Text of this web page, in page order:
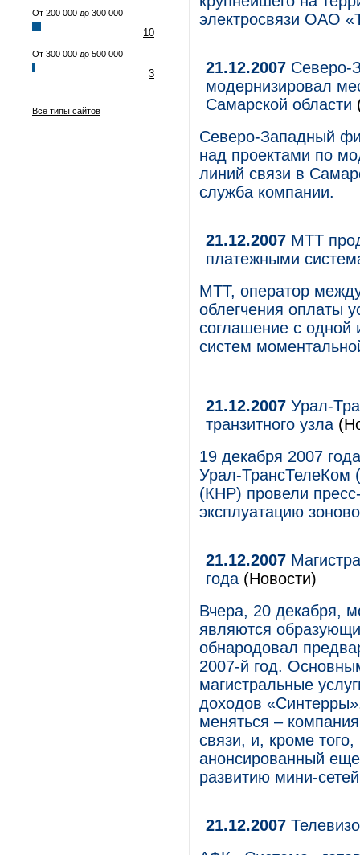
От 200 000 до 300 000
10
От 300 000 до 500 000
3
Все типы сайтов
электросвязи ОАО
21.12.2007 Северо-
модернизировал
Самарской области
Северо-Западный
над проектами по
линий связи в
служба компании.
21.12.2007 МТТ
платежными
МТТ, оператор
облегчения оплаты
соглашение с одной
систем
21.12.2007 Урал-
транзитного узла
19 декабря 2007
Урал-ТрансТелеКом
(КНР) провели
эксплуатацию
21.12.2007
года (Новости)
Вчера, 20 декабря,
являются
обнародовал
2007-й год.
магистральные
доходов
меняться –
связи, и, кроме
анонсированный еще
развитию мини-
21.12.2007